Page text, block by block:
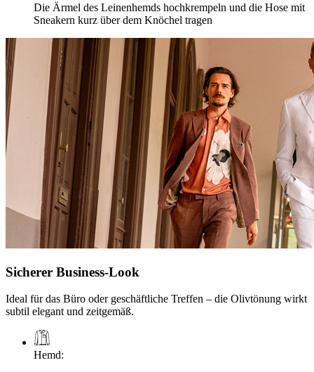
Die Ärmel des Leinenhemds hochkrempeln und die Hose mit
Sneakern kurz über dem Knöchel tragen
Sicherer Business-Look
Ideal für das Büro oder geschäftliche Treffen – die Olivtönung wirkt
subtil elegant und zeitgemäß.
Hemd: